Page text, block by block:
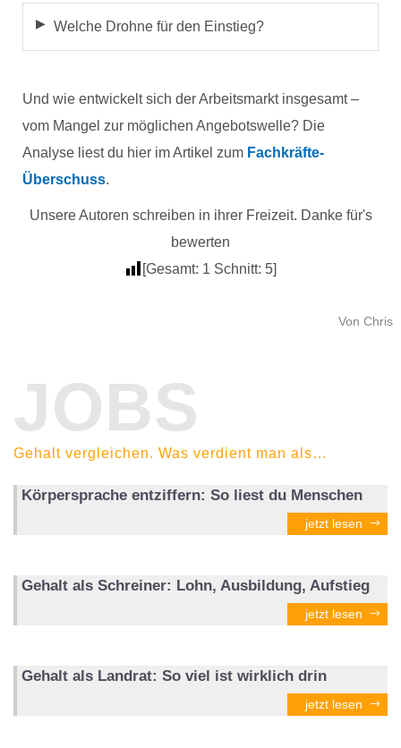
Welche Drohne für den Einstieg?
Und wie entwickelt sich der Arbeitsmarkt insgesamt –
vom Mangel zur möglichen Angebotswelle? Die
Analyse liest du hier im Artikel zum Fachkräfte-
Überschuss.
Unsere Autoren schreiben in ihrer Freizeit. Danke für's
bewerten
[Gesamt: 1 Schnitt: 5]
Von Chris
JOBS
Gehalt vergleichen. Was verdient man als…
Körpersprache entziffern: So liest du Menschen
jetzt lesen
Gehalt als Schreiner: Lohn, Ausbildung, Aufstieg
jetzt lesen
Gehalt als Landrat: So viel ist wirklich drin
jetzt lesen